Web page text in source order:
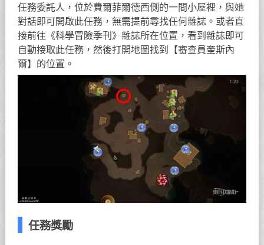
任務委託人，位於費爾菲爾德西側的一間小屋裡，與她
對話即可開啟此任務，無需提前尋找任何雜誌。或者直
接前往《科學冒險季刊》雜誌所在位置，看到雜誌即可
自動接取此任務，然後打開地圖找到【審查員奎斯內
爾】的位置。
任務獎勵